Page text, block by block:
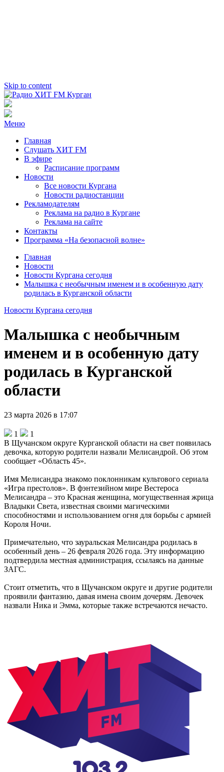
Skip to content
Радио ХИТ FM Курган
103.2 FM
Меню
Главная
Слушать ХИТ FM
В эфире
Расписание программ
Новости
Все новости Кургана
Новости радиостанции
Рекламодателям
Реклама на радио в Кургане
Реклама на сайте
Контакты
Программа «На безопасной волне»
Главная
Новости
Новости Кургана сегодня
Малышка с необычным именем и в особенную дату
родилась в Курганской области
Новости Кургана сегодня
Малышка с необычным
именем и в особенную дату
родилась в Курганской
области
23 марта 2026 в 17:07
1
1
В Щучанском округе Курганской области на свет появилась
девочка, которую родители назвали Мелисандрой. Об этом
сообщает «Область 45».
Имя Мелисандра знакомо поклонникам культового сериала
«Игра престолов». В фэнтезийном мире Вестероса
Мелисандра – это Красная женщина, могущественная жрица
Владыки Света, известная своими магическими
способностями и использованием огня для борьбы с армией
Короля Ночи.
Примечательно, что зауральская Мелисандра родилась в
особенный день – 26 февраля 2026 года. Эту информацию
подтвердила местная администрация, ссылаясь на данные
ЗАГС.
Стоит отметить, что в Щучанском округе и другие родители
проявили фантазию, давая имена своим дочерям. Девочек
назвали Ника и Эмма, которые также встречаются нечасто.